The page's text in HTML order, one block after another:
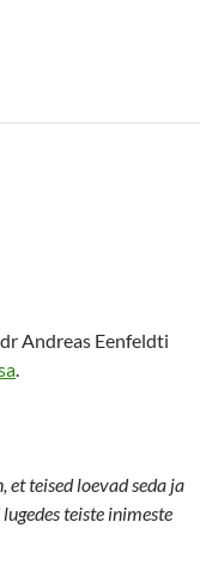
Andreas Eenfeldti
.
et teised loevad seda ja
teiste inimeste